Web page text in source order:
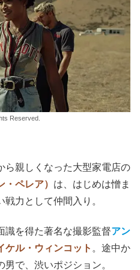
Reserved.
ら親しくなった大型家電店の
・ペレア） は、はじめは憎ま
力として仲間入り。
識を得た著名な撮影監督アン
ケル・ウィンコット 。途中か
で、渋いポジション。